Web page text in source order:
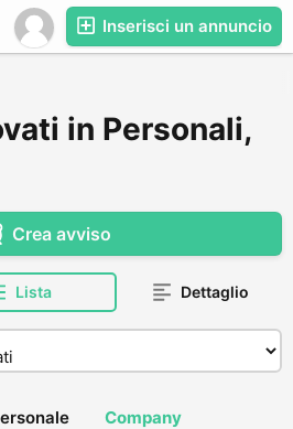
Inserisci un annuncio
in Personali,
Crea avviso
Lista Dettaglio
Company